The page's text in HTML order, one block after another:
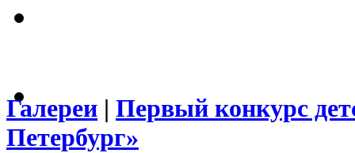
Галереи | Первый конкурс
Петербург»